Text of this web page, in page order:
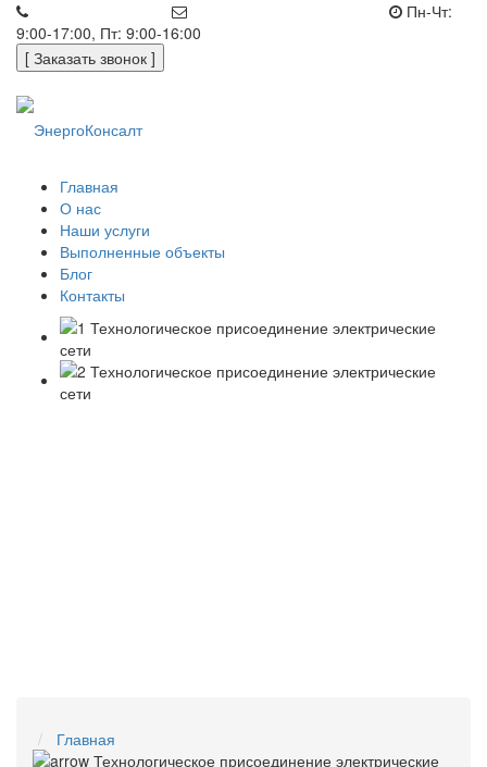
Пн-Чт:
9:00-17:00, Пт: 9:00-16:00
[ Заказать звонок ]
Главная
О нас
Наши услуги
Выполненные объекты
Блог
Контакты
Главная